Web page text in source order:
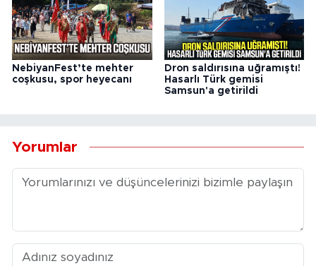
NebiyanFest’te mehter
coşkusu, spor heyecanı
Dron saldırısına uğramıştı!
Hasarlı Türk gemisi
Samsun'a getirildi
Yorumlar